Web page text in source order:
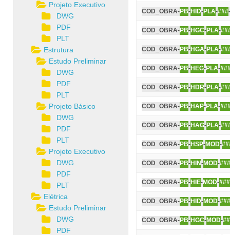
COD_OBRA-PB-HID-PLA-###
COD_OBRA-PB-HGC-PLA-
COD_OBRA-PB-HGA-PLA-
COD_OBRA-PB-HEG-PLA-
COD_OBRA-PB-HDR-PLA-
COD_OBRA-PB-HAP-PLA-
COD_OBRA-PB-HAG-PLA-
COD_OBRA-PB-HSP-MOD-
COD_OBRA-PB-HIN-MOD-###
COD_OBRA-PB-HIE-MOD-###
COD_OBRA-PB-HID-MOD-###
COD_OBRA-PB-HGC-MOD-
Projeto Executivo
DWG
PDF
PLT
Estrutura
Estudo Preliminar
DWG
PDF
PLT
Projeto Básico
DWG
PDF
PLT
Projeto Executivo
DWG
PDF
PLT
Elétrica
Estudo Preliminar
DWG
PDF